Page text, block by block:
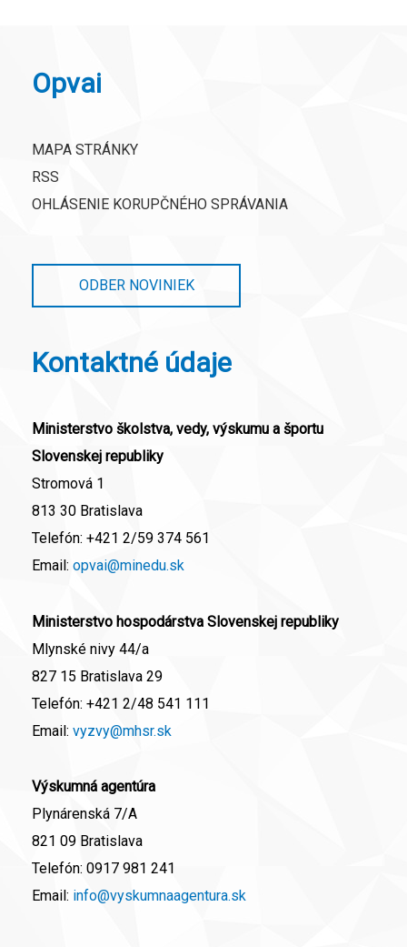
Opvai
MAPA STRÁNKY
RSS
OHLÁSENIE KORUPČNÉHO SPRÁVANIA
ODBER NOVINIEK
Kontaktné údaje
Ministerstvo školstva, vedy, výskumu a športu
Slovenskej republiky
Stromová 1
813 30 Bratislava
Telefón: +421 2/59 374 561
Email: opvai@minedu.sk
Ministerstvo hospodárstva Slovenskej republiky
Mlynské nivy 44/a
827 15 Bratislava 29
Telefón: +421 2/48 541 111
Email: vyzvy@mhsr.sk
Výskumná agentúra
Plynárenská 7/A
821 09 Bratislava
Telefón: 0917 981 241
Email: info@vyskumnaagentura.sk